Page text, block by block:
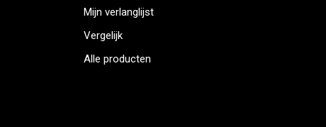
Mijn verlanglijst
Vergelijk
Alle producten